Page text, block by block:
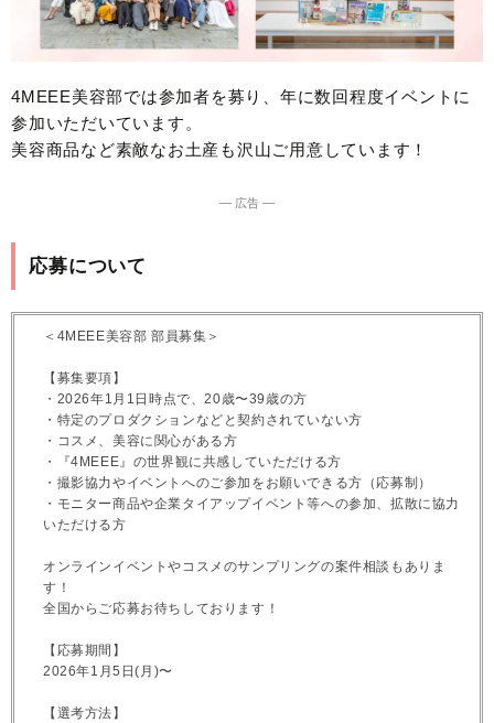
4MEEE美容部では参加者を募り、年に数回程度イベントに
参加いただいています。
美容商品など素敵なお土産も沢山ご用意しています！
― 広告 ―
応募について
＜4MEEE美容部 部員募集＞
【募集要項】
・2026年1月1日時点で、20歳〜39歳の方
・特定のプロダクションなどと契約されていない方
・コスメ、美容に関心がある方
・『4MEEE』の世界観に共感していただける方
・撮影協力やイベントへのご参加をお願いできる方（応募制）
・モニター商品や企業タイアップイベント等への参加、拡散に協力
いただける方
オンラインイベントやコスメのサンプリングの案件相談もありま
す！
全国からご応募お待ちしております！
【応募期間】
2026年1月5日(月)〜
【選考方法】